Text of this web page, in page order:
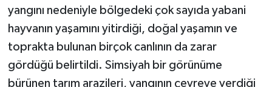
yangını nedeniyle bölgedeki çok sayıda yabani
hayvanın yaşamını yitirdiği, doğal yaşamın ve
toprakta bulunan birçok canlının da zarar
gördüğü belirtildi. Simsiyah bir görünüme
bürünen tarım arazileri, yangının çevreye verdiği